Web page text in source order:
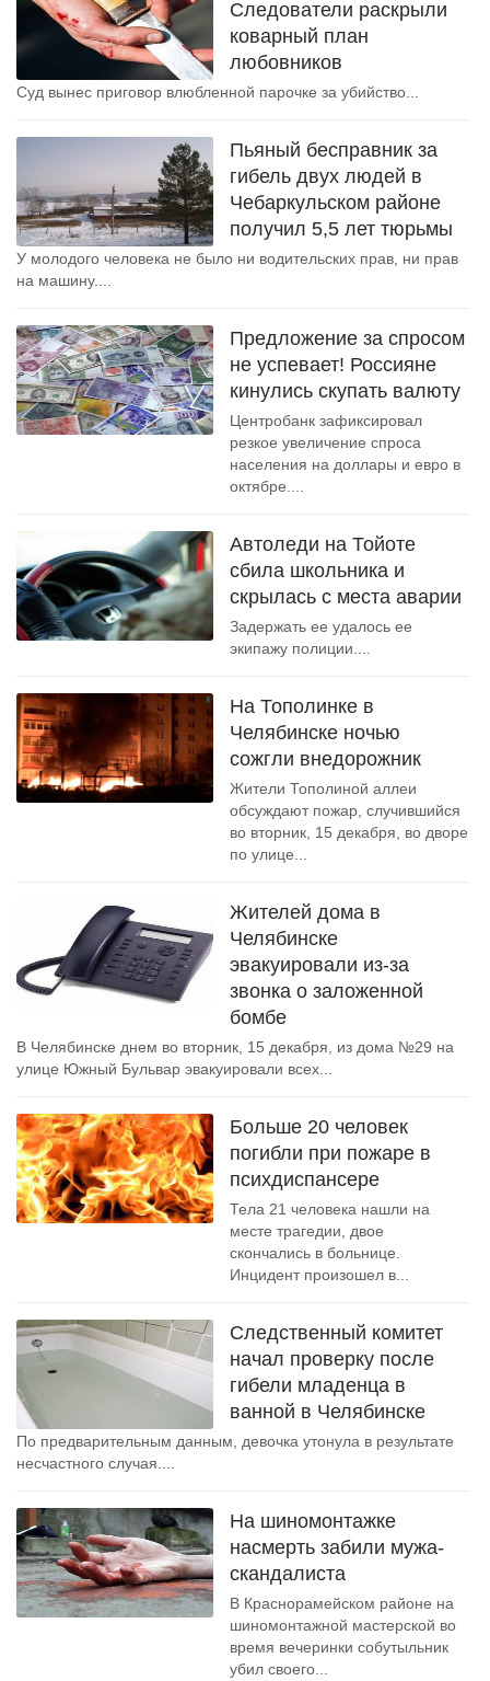
Следователи раскрыли
коварный план
любовников
Суд вынес приговор влюбленной парочке за убийство...
Пьяный бесправник за
гибель двух людей в
Чебаркульском районе
получил 5,5 лет тюрьмы
У молодого человека не было ни водительских прав, ни прав
на машину....
Предложение за спросом
не успевает! Россияне
кинулись скупать валюту
Центробанк зафиксировал
резкое увеличение спроса
населения на доллары и евро в
октябре....
Автоледи на Тойоте
сбила школьника и
скрылась с места аварии
Задержать ее удалось ее
экипажу полиции....
На Тополинке в
Челябинске ночью
сожгли внедорожник
Жители Тополиной аллеи
обсуждают пожар, случившийся
во вторник, 15 декабря, во дворе
по улице...
Жителей дома в
Челябинске
эвакуировали из-за
звонка о заложенной
бомбе
В Челябинске днем во вторник, 15 декабря, из дома №29 на
улице Южный Бульвар эвакуировали всех...
Больше 20 человек
погибли при пожаре в
психдиспансере
Тела 21 человека нашли на
месте трагедии, двое
скончались в больнице.
Инцидент произошел в...
Следственный комитет
начал проверку после
гибели младенца в
ванной в Челябинске
По предварительным данным, девочка утонула в результате
несчастного случая....
На шиномонтажке
насмерть забили мужа-
скандалиста
В Краснорамейском районе на
шиномонтажной мастерской во
время вечеринки собутыльник
убил своего...